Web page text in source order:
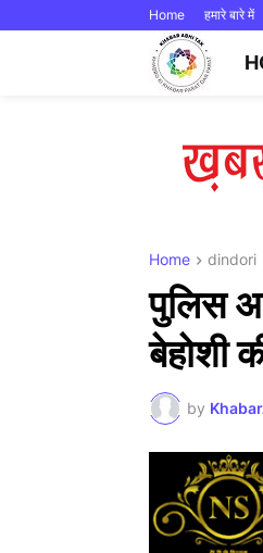
Home हमारे बारे में
Home dindori
पुलिस
बेहोशी
by